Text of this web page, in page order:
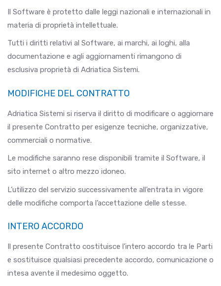
Il Software è protetto dalle leggi nazionali e internazionali in
materia di proprietà intellettuale.
Tutti i diritti relativi al Software, ai marchi, ai loghi, alla
documentazione e agli aggiornamenti rimangono di
esclusiva proprietà di Adriatica Sistemi.
MODIFICHE DEL CONTRATTO
Adriatica Sistemi si riserva il diritto di modificare o aggiornare
il presente Contratto per esigenze tecniche, organizzative,
commerciali o normative.
Le modifiche saranno rese disponibili tramite il Software, il
sito internet o altro mezzo idoneo.
L’utilizzo del servizio successivamente all’entrata in vigore
delle modifiche comporta l’accettazione delle stesse.
INTERO ACCORDO
Il presente Contratto costituisce l'intero accordo tra le Parti
e sostituisce qualsiasi precedente accordo, comunicazione o
intesa avente il medesimo oggetto.